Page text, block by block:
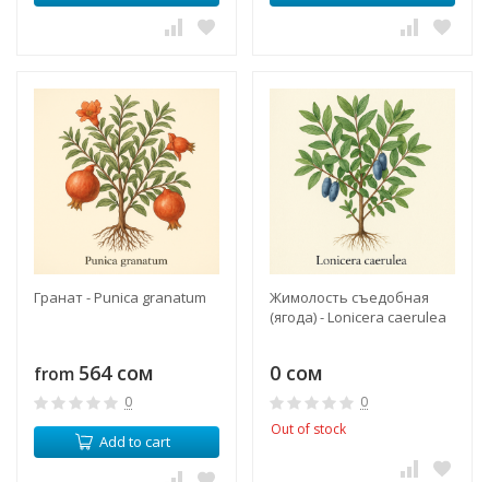
Гранат - Punica granatum
from 564 сом
0
Add to cart
Жимолость съедобная
(ягода) - Lonicera caerulea
0 сом
0
Out of stock